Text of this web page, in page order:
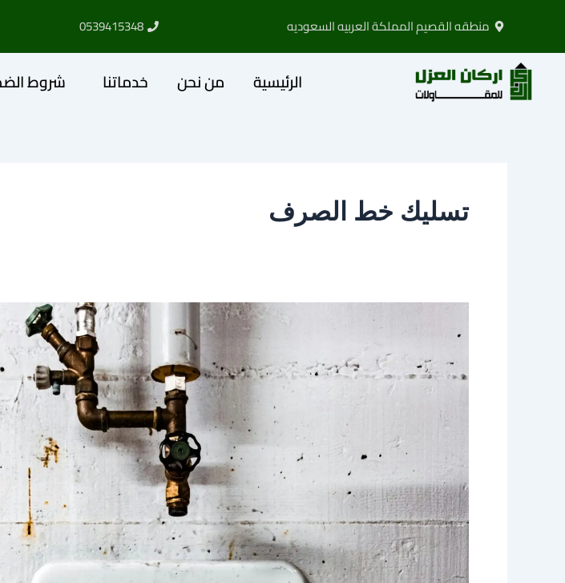
المحتوى
منطقه القصيم المملكة العربيه السعوديه 0539415348
الرئيسية من نحن خدماتنا شروط
تسليك خط الصرف
تسليك
ببريدة